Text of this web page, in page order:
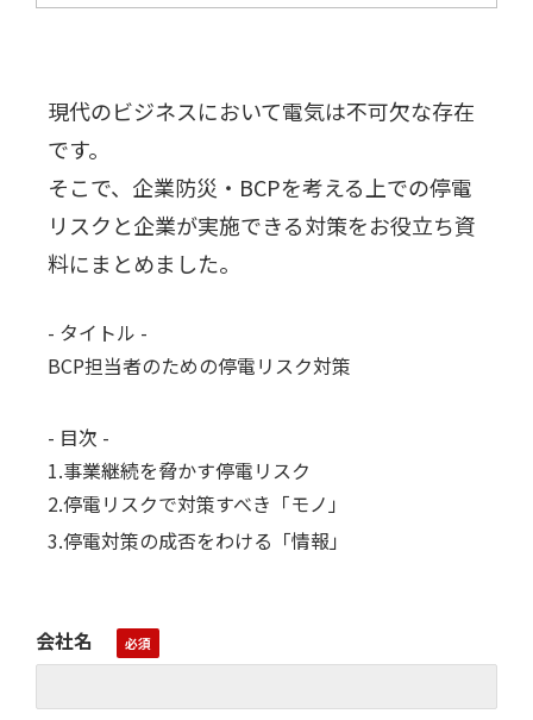
現代のビジネスにおいて電気は不可欠な存在
です。
そこで、企業防災・BCPを考える上での停電
リスクと企業が実施できる対策をお役立ち資
料にまとめました。
- タイトル -
BCP担当者のための停電リスク対策
- 目次 -
1.事業継続を脅かす停電リスク
2.停電リスクで対策すべき「モノ」
3.停電対策の成否をわける「情報」
会社名